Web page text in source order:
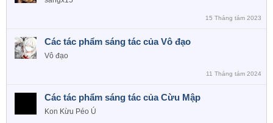
15 Tháng tám 2023
Các tác phẩm sáng tác của Vô đạo
Vô đạo
11 Tháng tám 2024
Các tác phẩm sáng tác của Cừu Mập
Kon Kừu Péo Ú